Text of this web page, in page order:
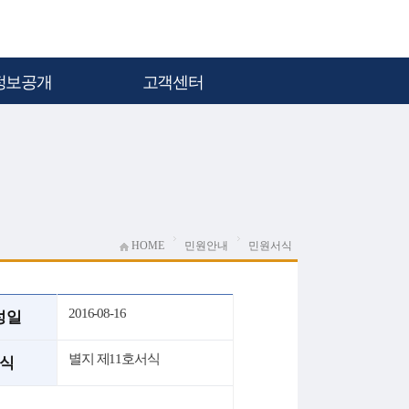
보공개 고객센터
HOME 민원안내 민원서식
일 2016-08-16
별지 제11호서식